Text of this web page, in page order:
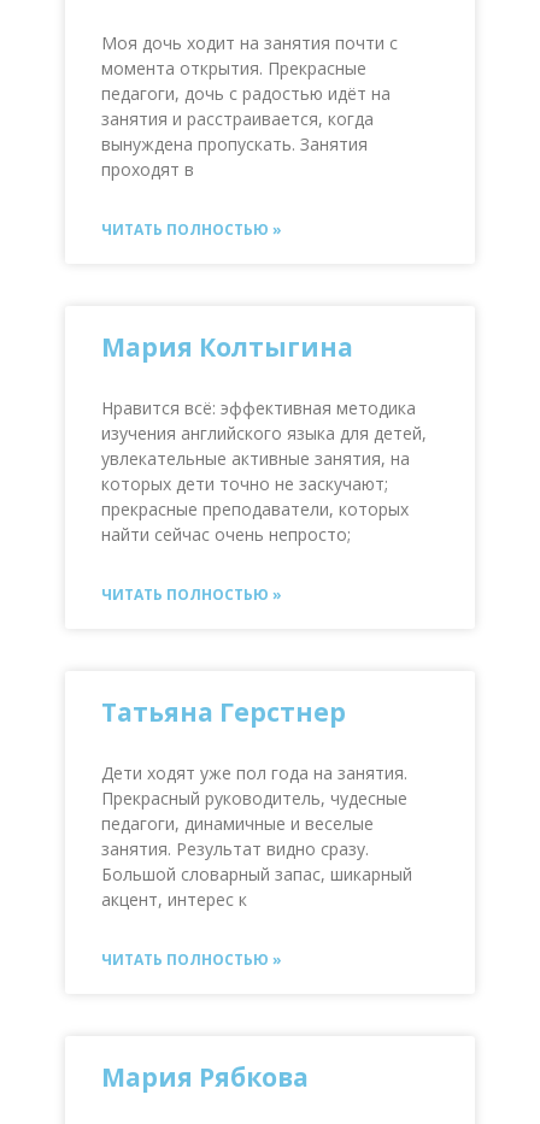
Моя дочь ходит на занятия почти с
момента открытия. Прекрасные
педагоги, дочь с радостью идёт на
занятия и расстраивается, когда
вынуждена пропускать. Занятия
проходят в
ЧИТАТЬ ПОЛНОСТЬЮ »
Мария Колтыгина
Нравится всё: эффективная методика
изучения английского языка для детей,
увлекательные активные занятия, на
которых дети точно не заскучают;
прекрасные преподаватели, которых
найти сейчас очень непросто;
ЧИТАТЬ ПОЛНОСТЬЮ »
Татьяна Герстнер
Дети ходят уже пол года на занятия.
Прекрасный руководитель, чудесные
педагоги, динамичные и веселые
занятия. Результат видно сразу.
Большой словарный запас, шикарный
акцент, интерес к
ЧИТАТЬ ПОЛНОСТЬЮ »
Мария Рябкова